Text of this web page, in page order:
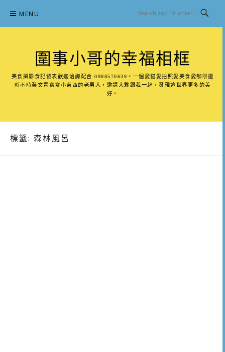
content
MENU
圍事小哥的幸福相框
美食攝影食記發表歡迎洽詢配合:0988570639。一個愛貓愛拍照愛美食愛咖啡還
時不時裝文青寫寫小東西的老男人，邀請大夥跟我一起，發現這世界更多的美
好。
標籤: 森林風呂